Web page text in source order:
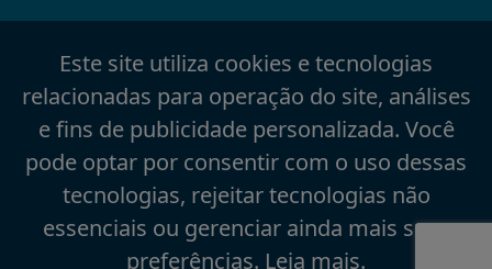
Este site utiliza cookies e tecnologias
relacionadas para operação do site, análises
e fins de publicidade personalizada. Você
pode optar por consentir com o uso dessas
tecnologias, rejeitar tecnologias não
essenciais ou gerenciar ainda mais suas
preferências. Leia mais.